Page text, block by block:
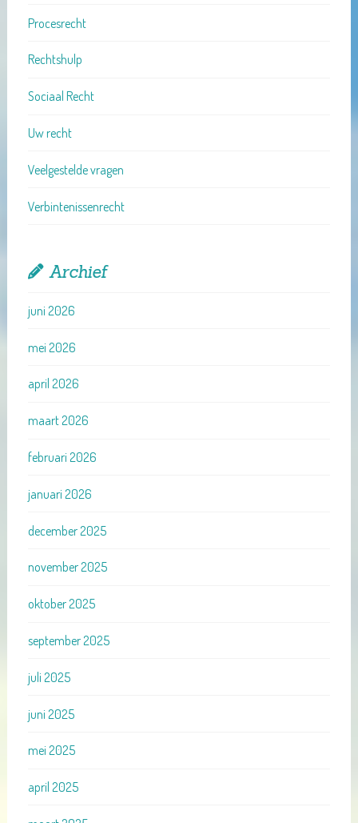
Procesrecht
Rechtshulp
Sociaal Recht
Uw recht
Veelgestelde vragen
Verbintenissenrecht
Archief
juni 2026
mei 2026
april 2026
maart 2026
februari 2026
januari 2026
december 2025
november 2025
oktober 2025
september 2025
juli 2025
juni 2025
mei 2025
april 2025